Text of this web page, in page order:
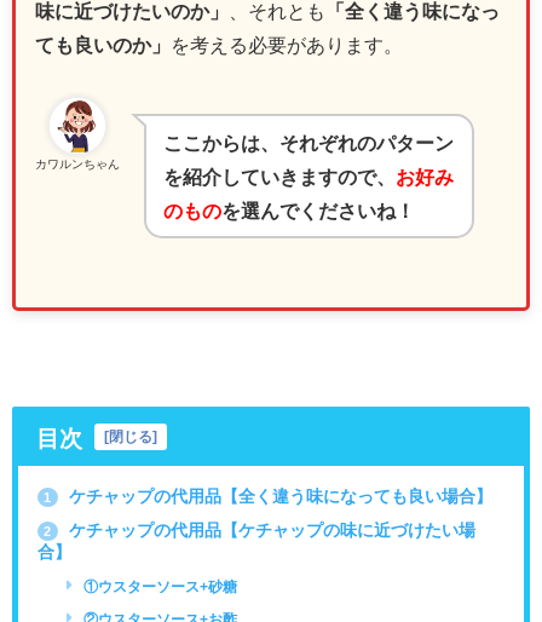
味に近づけたいのか」
、それとも
「全く違う味になっ
ても良いのか」
を考える必要があります。
カワルンちゃん
ここからは、それぞれのパターン
を紹介していきますので、 お好み
のものを選んでくださいね！
目次 [閉じる]
1 ケチャップの代用品【全く違う味になっても良い場合】
2
ケチャップの代用品【ケチャップの味に近づけたい場
合】
①ウスターソース+砂糖